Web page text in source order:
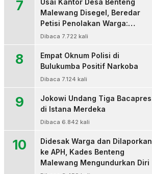
7
Usai Kantor Desa Benteng
Malewang Disegel, Beredar
Petisi Penolakan Warga:
Sekretaris Hingga BPD Turut
Dibaca 7.722 kali
8
Empat Oknum Polisi di
Bulukumba Positif Narkoba
Dibaca 7.124 kali
9
Jokowi Undang Tiga Bacapres
di Istana Merdeka
Dibaca 6.842 kali
10
Didesak Warga dan Dilaporkan
ke APH, Kades Benteng
Malewang Mengundurkan Diri